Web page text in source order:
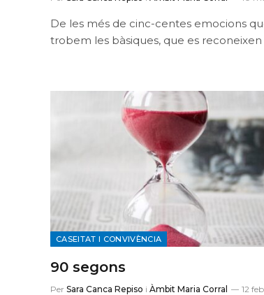
De les més de cinc-centes emocions
trobem les bàsiques, que es
CASEITAT I CONVIVÈNCIA
90 segons
Per Sara Canca Repiso i Àmbit Maria Corral 12